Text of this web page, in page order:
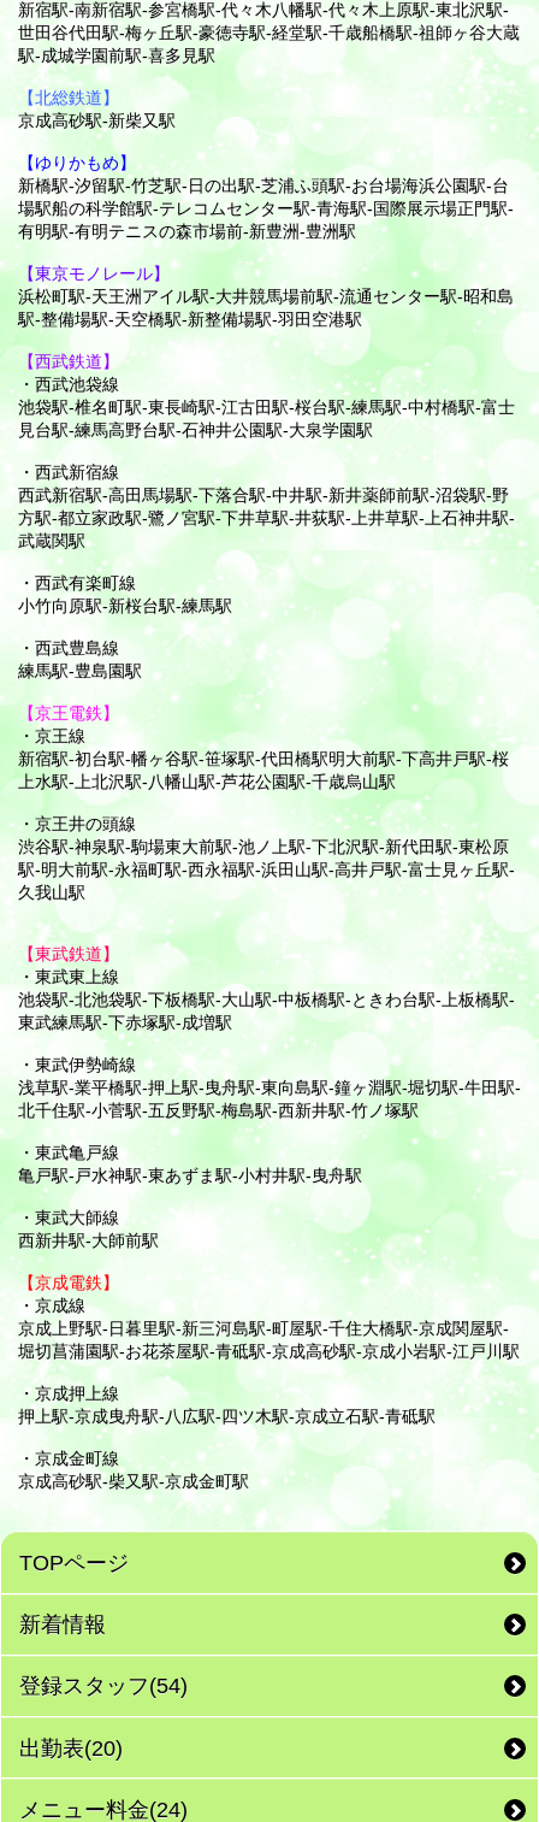
新宿駅-南新宿駅-参宮橋駅-代々木八幡駅-代々木上原駅-東北沢駅-
世田谷代田駅-梅ヶ丘駅-豪徳寺駅-経堂駅-千歳船橋駅-祖師ヶ谷大蔵
駅-成城学園前駅-喜多見駅
【北総鉄道】
京成高砂駅-新柴又駅
【ゆりかもめ】
新橋駅-汐留駅-竹芝駅-日の出駅-芝浦ふ頭駅-お台場海浜公園駅-台
場駅船の科学館駅-テレコムセンター駅-青海駅-国際展示場正門駅-
有明駅-有明テニスの森市場前-新豊洲-豊洲駅
【東京モノレール】
浜松町駅-天王洲アイル駅-大井競馬場前駅-流通センター駅-昭和島
駅-整備場駅-天空橋駅-新整備場駅-羽田空港駅
【西武鉄道】
・西武池袋線
池袋駅-椎名町駅-東長崎駅-江古田駅-桜台駅-練馬駅-中村橋駅-富士
見台駅-練馬高野台駅-石神井公園駅-大泉学園駅
・西武新宿線
西武新宿駅-高田馬場駅-下落合駅-中井駅-新井薬師前駅-沼袋駅-野
方駅-都立家政駅-鷺ノ宮駅-下井草駅-井荻駅-上井草駅-上石神井駅-
武蔵関駅
・西武有楽町線
小竹向原駅-新桜台駅-練馬駅
・西武豊島線
練馬駅-豊島園駅
【京王電鉄】
・京王線
新宿駅-初台駅-幡ヶ谷駅-笹塚駅-代田橋駅明大前駅-下高井戸駅-桜
上水駅-上北沢駅-八幡山駅-芦花公園駅-千歳烏山駅
・京王井の頭線
渋谷駅-神泉駅-駒場東大前駅-池ノ上駅-下北沢駅-新代田駅-東松原
駅-明大前駅-永福町駅-西永福駅-浜田山駅-高井戸駅-富士見ヶ丘駅-
久我山駅
【東武鉄道】
・東武東上線
池袋駅-北池袋駅-下板橋駅-大山駅-中板橋駅-ときわ台駅-上板橋駅-
東武練馬駅-下赤塚駅-成増駅
・東武伊勢崎線
浅草駅-業平橋駅-押上駅-曳舟駅-東向島駅-鐘ヶ淵駅-堀切駅-牛田駅-
北千住駅-小菅駅-五反野駅-梅島駅-西新井駅-竹ノ塚駅
・東武亀戸線
亀戸駅-戸水神駅-東あずま駅-小村井駅-曳舟駅
・東武大師線
西新井駅-大師前駅
【京成電鉄】
・京成線
京成上野駅-日暮里駅-新三河島駅-町屋駅-千住大橋駅-京成関屋駅-
堀切菖蒲園駅-お花茶屋駅-青砥駅-京成高砂駅-京成小岩駅-江戸川駅
・京成押上線
押上駅-京成曳舟駅-八広駅-四ツ木駅-京成立石駅-青砥駅
・京成金町線
京成高砂駅-柴又駅-京成金町駅
TOPページ
新着情報
登録スタッフ(54)
出勤表(20)
メニュー料金(24)